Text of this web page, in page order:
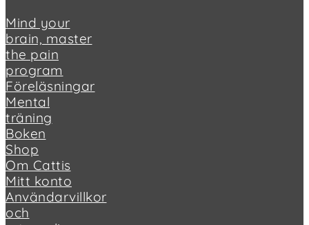
Mind your
brain, master
the pain
program
Föreläsningar
Mental
träning
Boken
Shop
Om Cattis
Mitt konto
Användarvillkor
och